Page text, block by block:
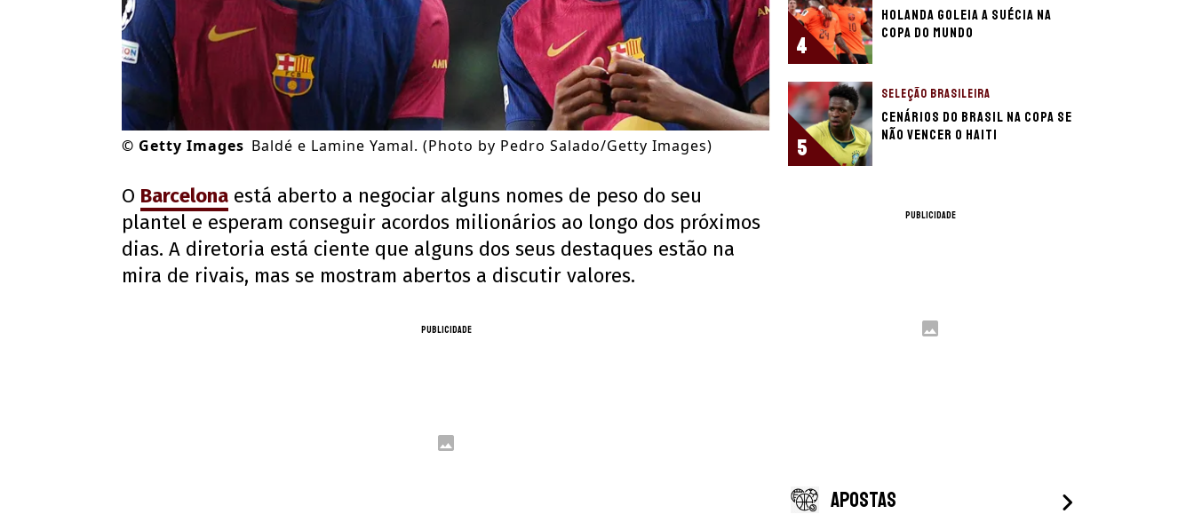
© Getty Images Baldé e Lamine Yamal. (Photo by Pedro Salado/Getty Images)
O Barcelona está aberto a negociar alguns nomes de peso do seu
plantel e esperam conseguir acordos milionários ao longo dos próximos
dias. A diretoria está ciente que alguns dos seus destaques estão na
mira de rivais, mas se mostram abertos a discutir valores.
PUBLICIDADE
4
Holanda goleia a Suécia na
Copa do Mundo
5
SELEÇÃO BRASILEIRA
Cenários do Brasil na Copa se
não vencer o Haiti
PUBLICIDADE
APOSTAS